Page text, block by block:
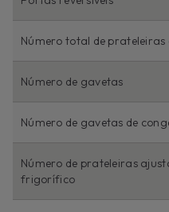
Número total de
Número de gavetas
Número de gavetas de
Número de prateleiras
frigorífico